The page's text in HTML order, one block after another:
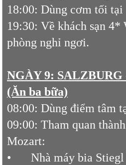
18:00: Dùng cơm tối tại
19:30: Về khách sạn 4*
phòng nghỉ ngơi.
NGÀY 9:
(Ăn ba bữa)
08:00: Dùng điểm tâm
09:00: Tham quan
Mozart:
•
Nhà máy bia